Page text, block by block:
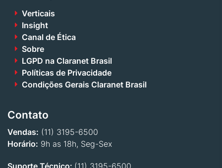
Verticais
Insight
Canal de Ética
Sobre
LGPD na Claranet Brasil
Políticas de Privacidade
Condições Gerais Claranet Brasil
Contato
Vendas: (11) 3195-6500
Horário: 9h as 18h, Seg-Sex